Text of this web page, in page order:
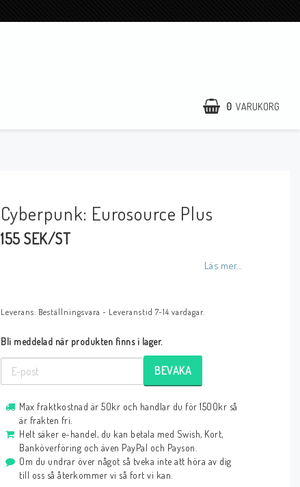
0 VARUKORG
Cyberpunk: Eurosource Plus
155 SEK/ST
Läs mer...
Leverans: Beställningsvara - Leveranstid 7-14 vardagar.
Bli meddelad när produkten finns i lager.
BEVAKA
Max fraktkostnad är 50kr och handlar du för 1500kr så
är frakten fri.
Helt säker e-handel, du kan betala med Swish, Kort,
Banköverföring och även PayPal och Payson.
Om du undrar över något så tveka inte att höra av dig
till oss så återkommer vi så fort vi kan.